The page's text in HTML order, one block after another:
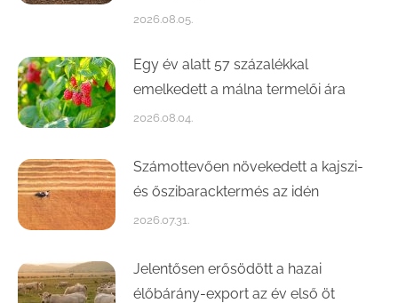
2026.08.05.
Egy év alatt 57 százalékkal
emelkedett a málna termelői ára
2026.08.04.
Számottevően növekedett a kajszi-
és őszibaracktermés az idén
2026.07.31.
Jelentősen erősödött a hazai
élőbárány-export az év első öt